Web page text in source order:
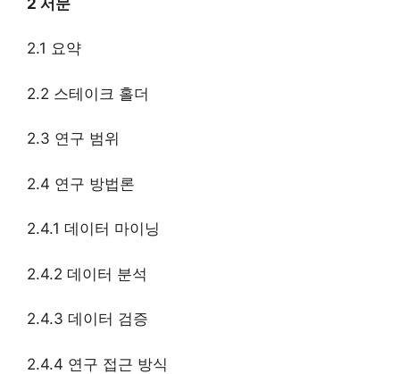
2.1 요약
2.2 스테이크 홀더
2.3 연구 범위
2.4 연구 방법론
2.4.1 데이터 마이닝
2.4.2 데이터 분석
2.4.3 데이터 검증
2.4.4 연구 접근 방식